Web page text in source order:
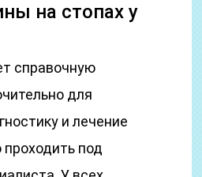
на стопах у
справочную
для
и лечение
под